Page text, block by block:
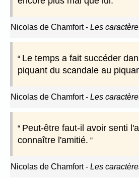
Nicolas de Chamfort- Les
Le temps a fait succéder
piquant du scandale au
Nicolas de Chamfort- Les
Peut-être faut-il avoir senti
connaître l'amitié.
Nicolas de Chamfort- Les